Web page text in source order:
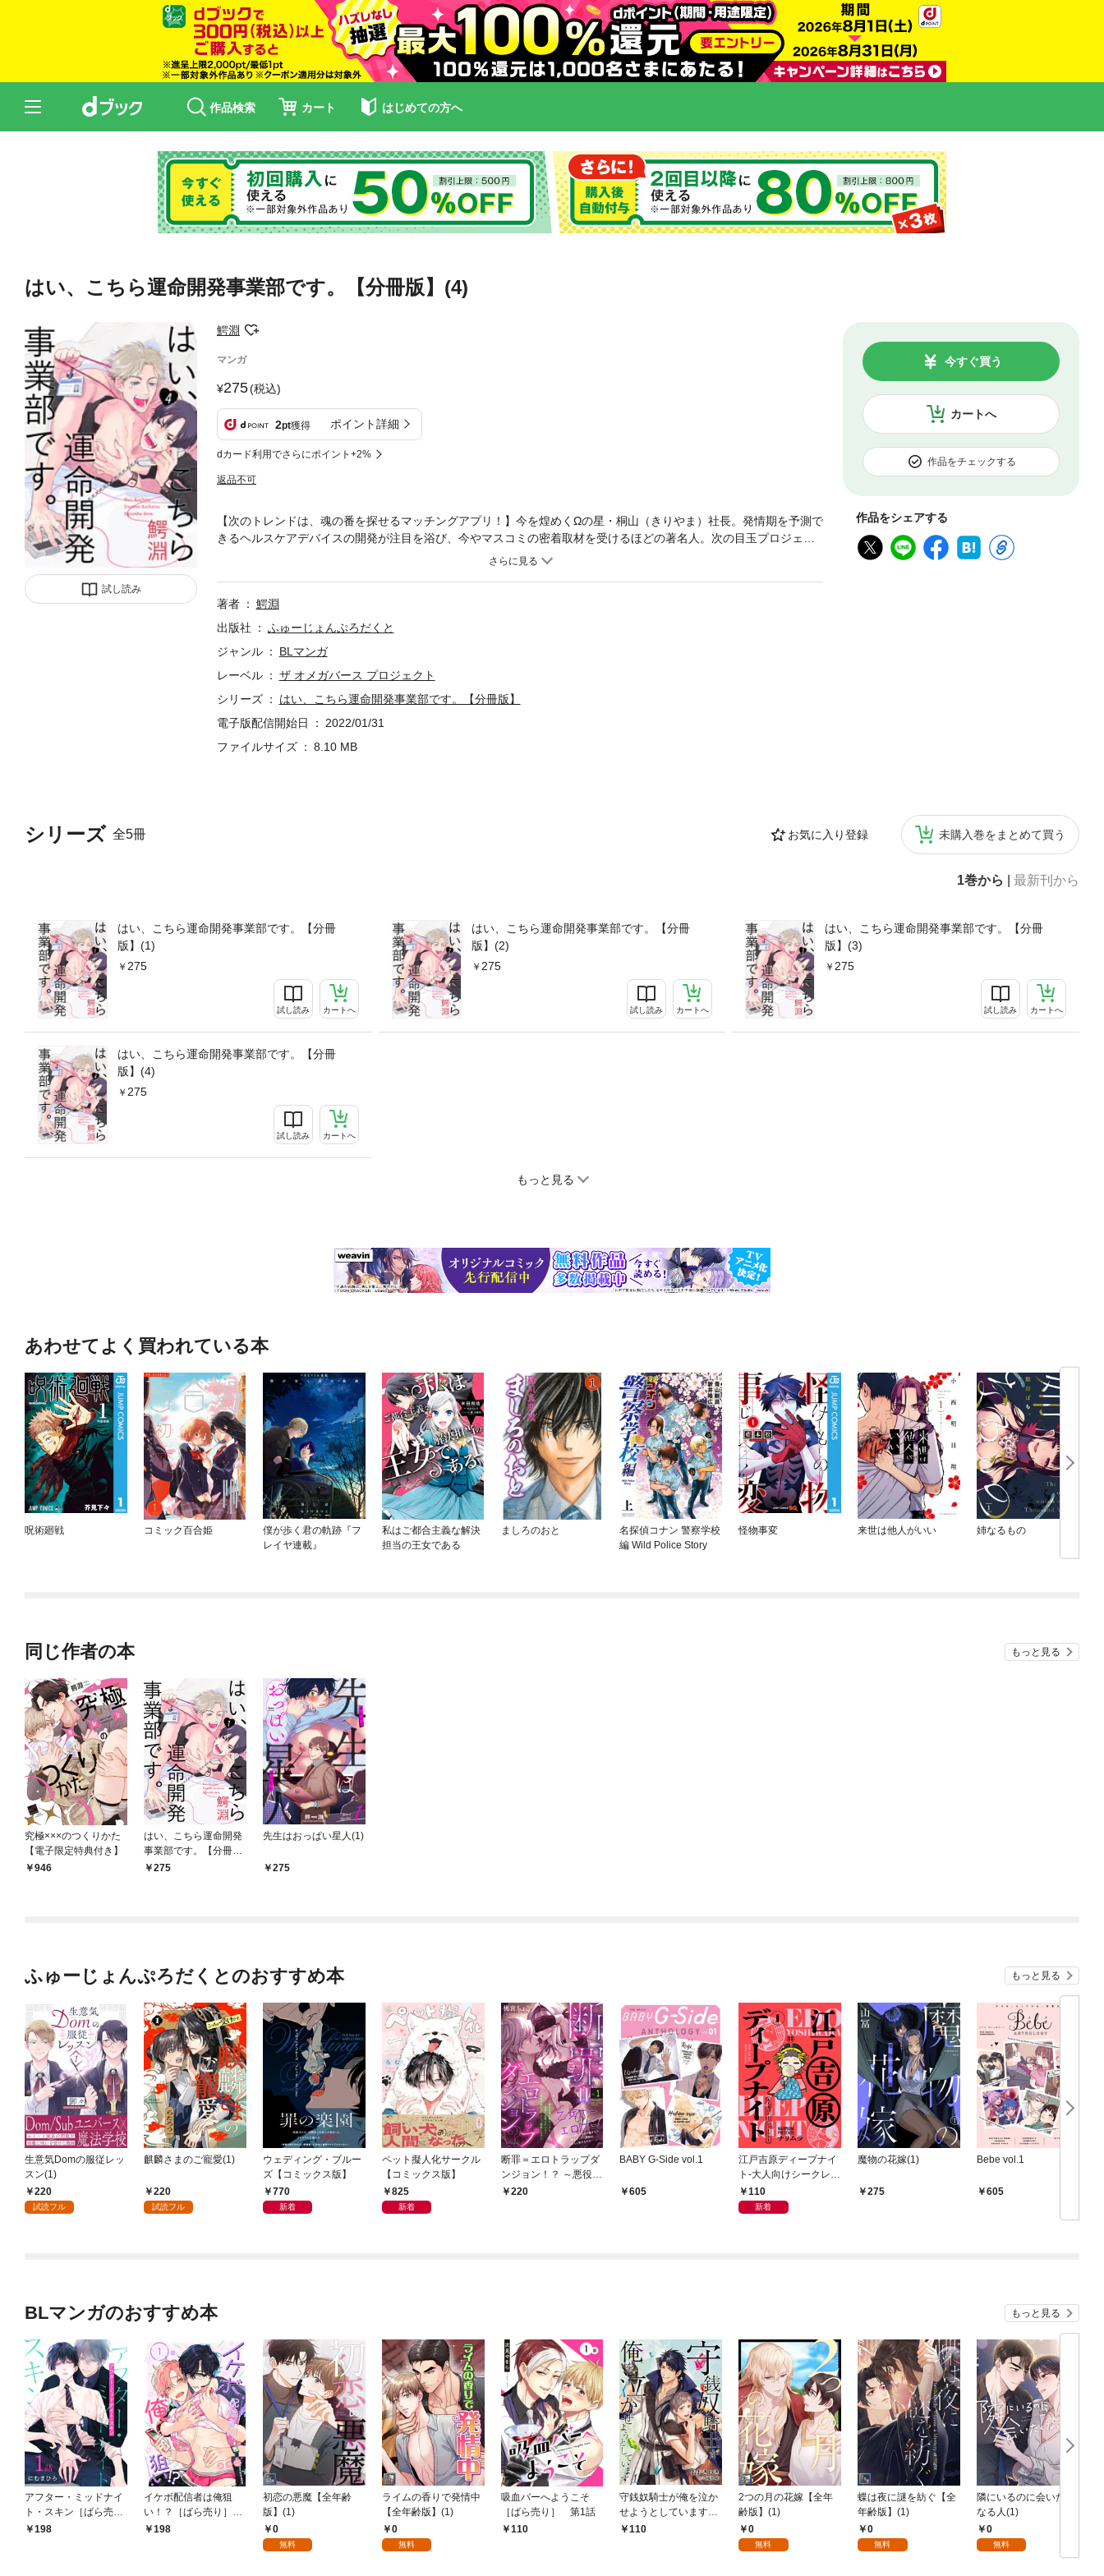
作品検索 カート はじめての方へ
はい、こちら運命開発事業部です。【分冊版】(4)
試し読み
鰐淵
マンガ
275(税込)
2pt獲得 ポイント詳細
dカード利用でさらにポイント+2%
返品不可
カートへ
今すぐ買う
作品をチェックする
作品をシェアする
シリーズ 全5冊 お気に入り登録 未購入巻をまとめて買う
1巻から 最新刊から
はい、こちら運命開発事業部です。【分冊
版】(1)
275
試し読み カートへ
はい、こちら運命開発事業部です。【分冊
版】(2)
275
試し読み カートへ
はい、こちら運命開発事業部です。【分冊
版】(3)
275
試し読み カートへ
はい、こちら運命開発事業部です。【分冊
版】(4)
275
試し読み カートへ
もっと見る
【次のトレンドは、魂の番を探せるマッチングアプリ！】今を煌めくΩの星・桐山（きりやま）社長。発情期を予測で
きるヘルスケアデバイスの開発が注目を浴び、今やマスコミの密着取材を受けるほどの著名人。次の目玉プロジェク
トは「魂の番」を科学すること。都市伝説とされながらも、本当に運命の相手が存在するのだとしたら…。自らが実
れています。重複購入にお気をつけ下さい。
著者
鰐淵
出版社
ふゅーじょんぷろだくと
ジャンル
BLマンガ
レーベル
ザ オメガバース プロジェクト
シリーズ
はい、こちら運命開発事業部です。【分冊版】
電子版配信開始日
2022/01/31
ファイルサイズ
8.10 MB
あわせてよく買われている本
呪術廻戦 コミック百合姫
僕が歩く君の軌跡『フ
レイヤ連載』
私はご都合主義な解決
担当の王女である
ましろのおと
名探偵コナン 警察学校
編 Wild Police Story
怪物事変 来世は他人がいい 姉なるもの
同じ作者の本 もっと見る
究極×××のつくりかた
【電子限定特典付き】
946
はい、こちら運命開発
事業部です。【分冊
版】(1)
275
先生はおっぱい星人(1)
275
ふゅーじょんぷろだくとのおすすめ本 もっと見る
生意気Domの服従レッ
スン(1)
220
試読フル
麒麟さまのご寵愛(1)
220
試読フル
ウェディング・ブルー
ズ【コミックス版】
770
新着
ペット擬人化サークル
【コミックス版】
825
新着
断罪＝エロトラップダ
ンジョン！？ ～悪役令
嬢に転生したら冤罪で
220
BABY G-Side vol.1
605
江戸吉原ディープナイ
ト-大人向けシークレッ
トツアー-(1)
110
新着
魔物の花嫁(1)
275
Bebe vol.1
605
BLマンガのおすすめ本 もっと見る
アフター・ミッドナイ
ト・スキン［ばら売
り］ 第1話
198
イケボ配信者は俺狙
い！？［ばら売り］
第1話
198
初恋の悪魔【全年齢
版】(1)
0
無料
ライムの香りで発情中
【全年齢版】(1)
0
無料
吸血バーへようこそ
［ばら売り］ 第1話
110
守銭奴騎士が俺を泣か
せようとしています
【単話】 1
110
2つの月の花嫁【全年
齢版】(1)
0
無料
蝶は夜に謎を紡ぐ【全
年齢版】(1)
0
無料
隣にいるのに会いたく
なる人(1)
0
無料